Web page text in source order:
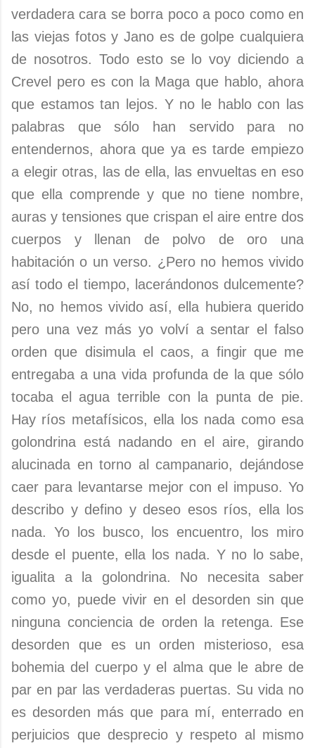
verdadera cara se borra poco a poco como en
las viejas fotos y Jano es de golpe cualquiera
de nosotros. Todo esto se lo voy diciendo a
Crevel pero es con la Maga que hablo, ahora
que estamos tan lejos. Y no le hablo con las
palabras que sólo han servido para no
entendernos, ahora que ya es tarde empiezo
a elegir otras, las de ella, las envueltas en eso
que ella comprende y que no tiene nombre,
auras y tensiones que crispan el aire entre dos
cuerpos y llenan de polvo de oro una
habitación o un verso. ¿Pero no hemos vivido
así todo el tiempo, lacerándonos dulcemente?
No, no hemos vivido así, ella hubiera querido
pero una vez más yo volví a sentar el falso
orden que disimula el caos, a fingir que me
entregaba a una vida profunda de la que sólo
tocaba el agua terrible con la punta de pie.
Hay ríos metafísicos, ella los nada como esa
golondrina está nadando en el aire, girando
alucinada en torno al campanario, dejándose
caer para levantarse mejor con el impuso. Yo
describo y defino y deseo esos ríos, ella los
nada. Yo los busco, los encuentro, los miro
desde el puente, ella los nada. Y no lo sabe,
igualita a la golondrina. No necesita saber
como yo, puede vivir en el desorden sin que
ninguna conciencia de orden la retenga. Ese
desorden que es un orden misterioso, esa
bohemia del cuerpo y el alma que le abre de
par en par las verdaderas puertas. Su vida no
es desorden más que para mí, enterrado en
perjuicios que desprecio y respeto al mismo